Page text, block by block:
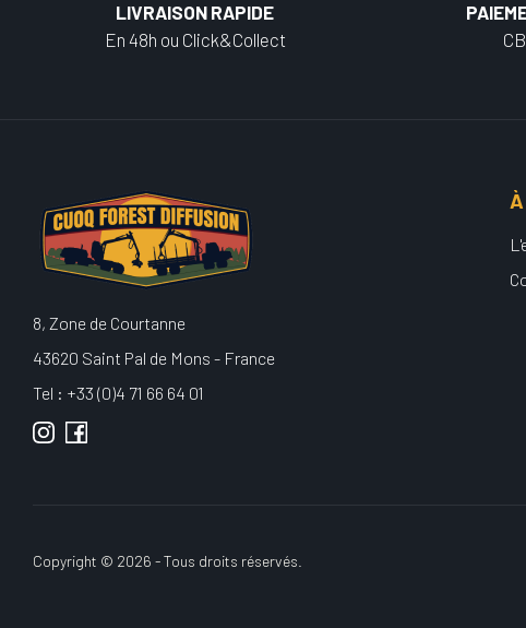
LIVRAISON RAPIDE
En 48h ou Click&Collect
8, Zone de Courtanne
43620 Saint Pal de Mons - France
Tel : +33 (0)4 71 66 64 01
Copyright © 2026 - Tous droits réservés.